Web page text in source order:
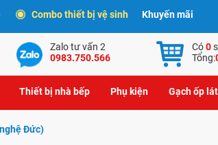
Combo thiết bị vệ sinh Khuyến mãi
Zalo tư vấn 2
0983.750.566
Có0
Tổng:
Thiết bị nhà bếp Phụ kiện Gạch ốp lát
Đức)